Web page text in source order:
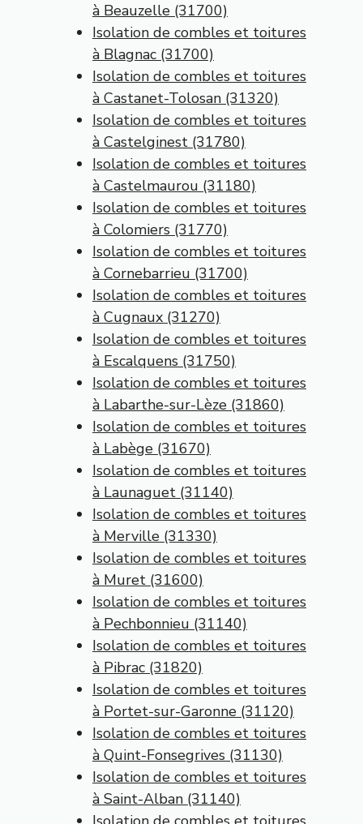
à Beauzelle (31700)
Isolation de combles et toitures
à Blagnac (31700)
Isolation de combles et toitures
à Castanet-Tolosan (31320)
Isolation de combles et toitures
à Castelginest (31780)
Isolation de combles et toitures
à Castelmaurou (31180)
Isolation de combles et toitures
à Colomiers (31770)
Isolation de combles et toitures
à Cornebarrieu (31700)
Isolation de combles et toitures
à Cugnaux (31270)
Isolation de combles et toitures
à Escalquens (31750)
Isolation de combles et toitures
à Labarthe-sur-Lèze (31860)
Isolation de combles et toitures
à Labège (31670)
Isolation de combles et toitures
à Launaguet (31140)
Isolation de combles et toitures
à Merville (31330)
Isolation de combles et toitures
à Muret (31600)
Isolation de combles et toitures
à Pechbonnieu (31140)
Isolation de combles et toitures
à Pibrac (31820)
Isolation de combles et toitures
à Portet-sur-Garonne (31120)
Isolation de combles et toitures
à Quint-Fonsegrives (31130)
Isolation de combles et toitures
à Saint-Alban (31140)